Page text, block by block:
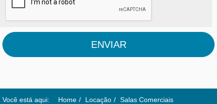
ENVIAR
Você está aqui: Home Locação
Salas Comerciais